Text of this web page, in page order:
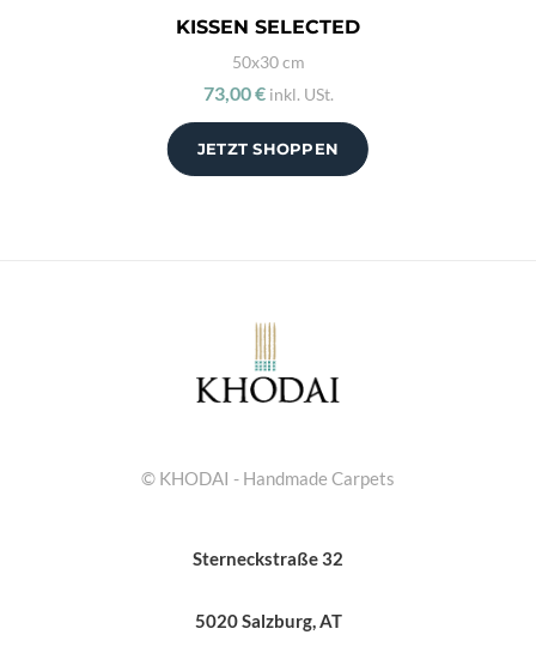
JETZT SHOPPEN
KISSEN SELECTED
50x30 cm
73,00 € inkl. USt.
© KHODAI - Handmade Carpets
Sterneckstraße 32
5020 Salzburg, AT